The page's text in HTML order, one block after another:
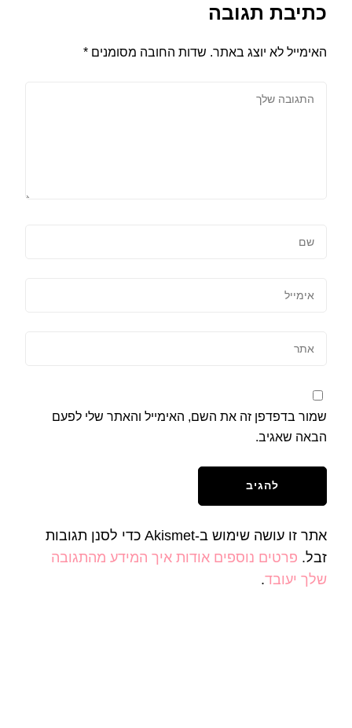
כתיבת תגובה
האימייל לא יוצג באתר. שדות החובה מסומנים *
שמור בדפדפן זה את השם, האימייל והאתר שלי לפעם
הבאה שאגיב.
אתר זו עושה שימוש ב-Akismet כדי לסנן תגובות
זבל. פרטים נוספים אודות איך המידע מהתגובה
שלך יעובד.